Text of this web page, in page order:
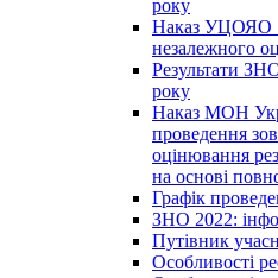
року
Наказ УЦОЯО
незалежного
Результати
року
Наказ МОН
проведення
оцінювання
на основі
Графік
ЗНО 2022:
Путівник
Особливості